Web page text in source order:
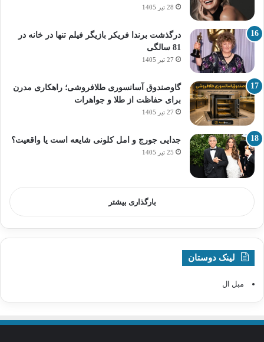
28 تیر 1405
درگذشت برندا فریکر بازیگر فیلم تنها در خانه در
81 سالگی
27 تیر 1405
گاوصندوق آسانسوری طلافروشی؛ راهکاری مدرن
برای حفاظت از طلا و جواهرات
27 تیر 1405
جدایی جورج و امل کلونی شایعه است یا واقعیت؟
25 تیر 1405
بارگذاری بیشتر
لینک دوستان
مبل ال